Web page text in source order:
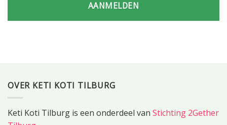
AANMELDEN
OVER KETI KOTI TILBURG
Keti Koti Tilburg is een onderdeel van Stichting 2Gether